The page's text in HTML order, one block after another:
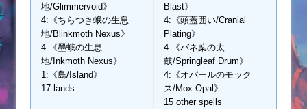
地/Glimmervoid》
4:《ちらつき蛾の生息
地/Blinkmoth Nexus》
4:《墨蛾の生息
地/Inkmoth Nexus》
1:《島/Island》
17 lands
Blast》
4:《頭蓋囲い/Cranial
Plating》
4:《バネ葉の太
鼓/Springleaf Drum》
4:《オパールのモック
ス/Mox Opal》
15 other spells